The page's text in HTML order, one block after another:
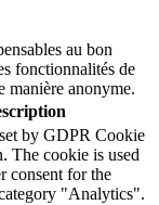
au bon
fonctionnalités de
manière anonyme.
by GDPR Cookie
The cookie is used
consent for the
"Analytics".